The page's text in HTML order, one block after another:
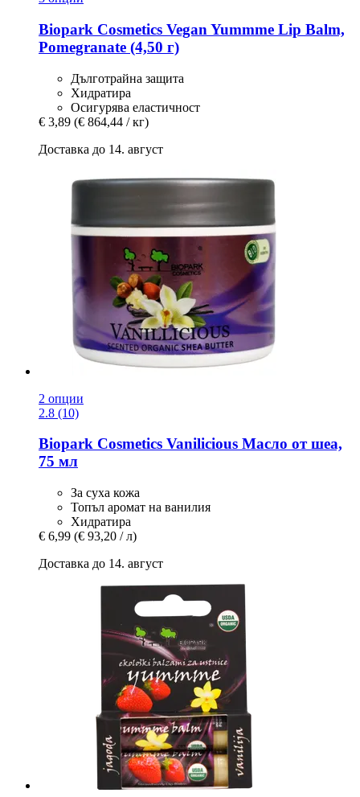
Biopark Cosmetics Vegan Yummme Lip Balm,
Pomegranate (4,50 г)
Дълготрайна защита
Хидратира
Осигурява еластичност
€ 3,89 (€ 864,44 / кг)
Доставка до 14. август
2 опции
2.8 (10)
Biopark Cosmetics Vanilicious Масло от шеа,
75 мл
За суха кожа
Топъл аромат на ванилия
Хидратира
€ 6,99 (€ 93,20 / л)
Доставка до 14. август